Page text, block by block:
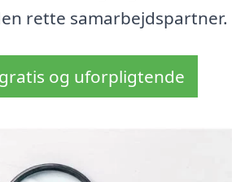
rette samarbejdspartner.
og uforpligtende